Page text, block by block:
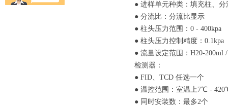
● 进样单元种类：填充柱、分
● 分流比：分流比显示
● 柱头压力范围：0 - 400kpa
● 柱头压力控制精度：0.1kpa
● 流量设定范围：H20-
检测器：
● FID、TCD 任选一个
● 温控范围：室温上7℃ -
● 同时安装数：最多2个